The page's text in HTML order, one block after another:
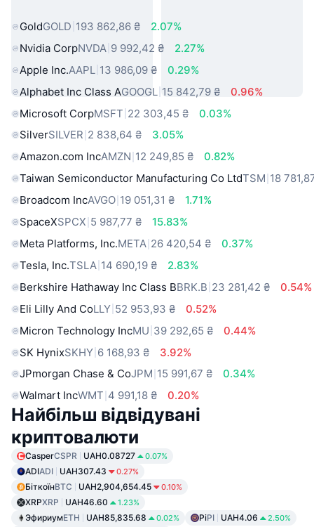
GoldGOLD 193 862,86 ₴
2.07%
Nvidia CorpNVDA 9 992,42 ₴
2.27%
Apple Inc.AAPL 13 986,09 ₴
0.29%
Alphabet Inc Class AGOOGL 15 842,79 ₴
0.96%
Microsoft CorpMSFT 22 303,45 ₴
0.03%
SilverSILVER 2 838,64 ₴
3.05%
Amazon.com IncAMZN 12 249,85 ₴
0.82%
Taiwan Semiconductor Manufacturing Co LtdTSM 18
Broadcom IncAVGO 19 051,31 ₴
1.71%
SpaceXSPCX 5 987,77 ₴
15.83%
Meta Platforms, Inc.META 26 420,54 ₴
0.37%
Tesla, Inc.TSLA 14 690,19 ₴
2.83%
Berkshire Hathaway Inc Class BBRK.B 23 281,42 ₴
0.54%
Eli Lilly And CoLLY 52 953,93 ₴
0.52%
Micron Technology IncMU 39 292,65 ₴
0.44%
SK HynixSKHY 6 168,93 ₴
3.92%
JPmorgan Chase & CoJPM 15 991,67 ₴
0.34%
Walmart IncWMT 4 991,18 ₴ 0.20%
Найбільш відвідувані
криптовалюти
CasperCSPR UAH0.08727 0.07%
ADIADI UAH307.43 0.27%
БіткоїнBTC UAH2,904,654.45 0.10%
XRPXRP UAH46.60 1.23%
ЭфириумETH UAH85,835.68 0.02% PiPI UAH4.06 2.50%